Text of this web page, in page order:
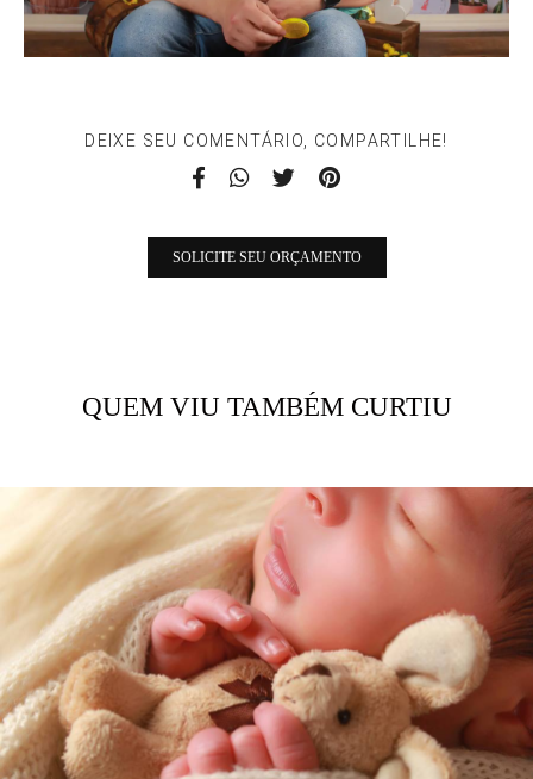
DEIXE SEU COMENTÁRIO, COMPARTILHE!
SOLICITE SEU ORÇAMENTO
QUEM VIU TAMBÉM CURTIU